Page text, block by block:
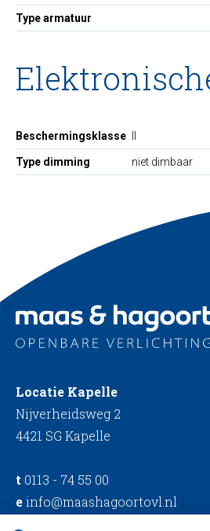
Type armatuur
Beschermingsklasse
Type dimming niet dimbaar
Locatie Kapelle
Nijverheidsweg 2
4421 SG Kapelle
t 0113 - 74 55 00
einfo@maashagoortovl.nl